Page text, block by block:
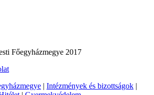
Főegyházmegye 2017
| Intézmények és bizottságok |